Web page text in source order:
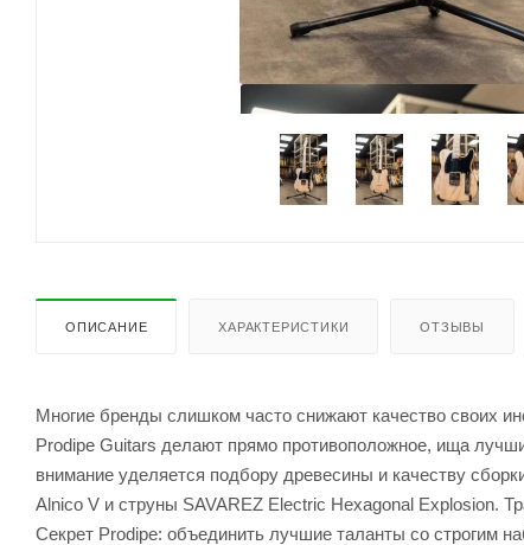
ОПИСАНИЕ ХАРАКТЕРИСТИКИ ОТЗЫВЫ
Многие бренды слишком часто снижают качество своих
Prodipe Guitars делают прямо противоположное, ища
внимание уделяется подбору древесины и качеству
Alnico V и струны SAVAREZ Electric Hexagonal Explosion.
Секрет Prodipe: объединить лучшие таланты со строгим